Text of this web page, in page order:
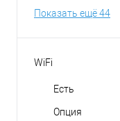
Показать ещё 44
WiFi
Есть
Опция